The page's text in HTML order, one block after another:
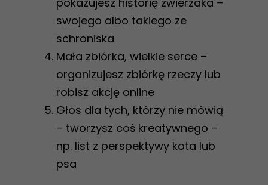
swojego albo takiego ze
schroniska
Mała zbiórka, wielkie serce –
organizujesz zbiórkę rzeczy lub
robisz akcję online
Głos dla tych, którzy nie mówią
– tworzysz coś kreatywnego –
np. list z perspektywy kota lub
psa